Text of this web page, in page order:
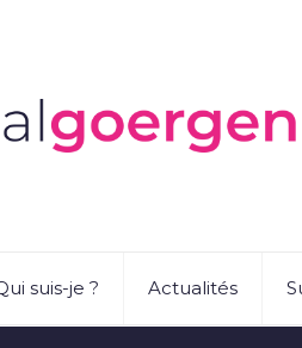
suis-je ? Actualités